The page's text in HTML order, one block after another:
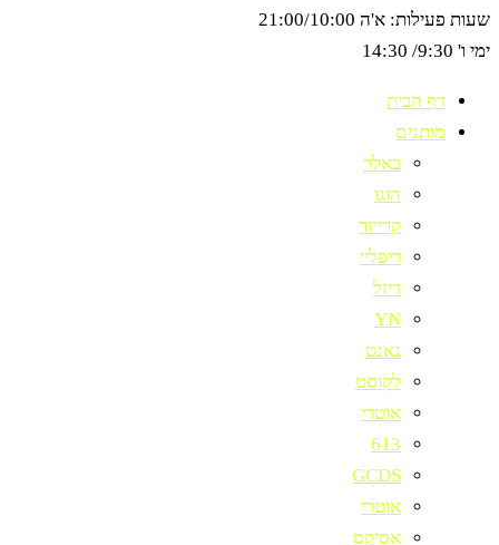
שעות פעילות: א'ה 21:00/10:00
ימי ו' 9:30/ 14:30
דף הבית
מותגים
באלר
הוגו
קרייזר
ריפליי
דיזל
YN
גאנט
לקוסט
אוטרי
613
GCDS
אוטרי
אסיקס